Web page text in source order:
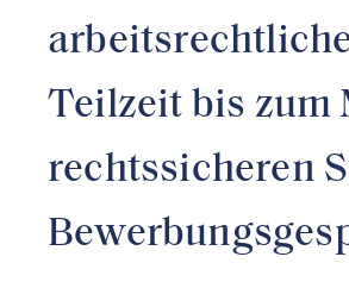
Teilzeit bis zum
rechtssicheren